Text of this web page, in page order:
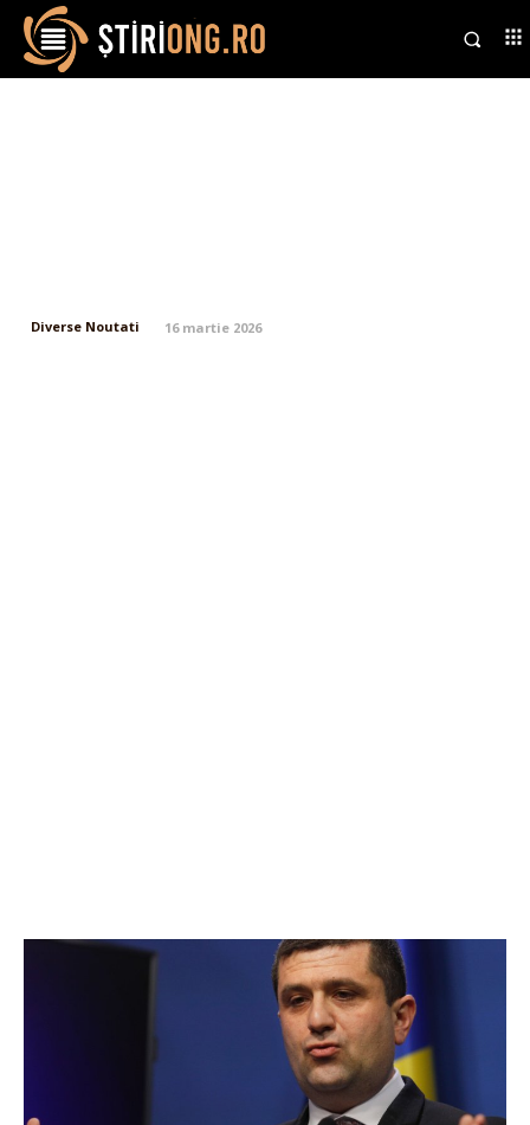
Diverse Noutati 16 martie 2026